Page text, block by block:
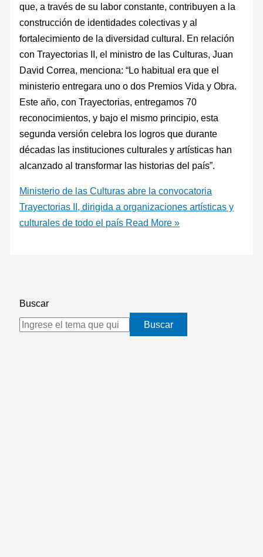
que, a través de su labor constante, contribuyen a la
construcción de identidades colectivas y al
fortalecimiento de la diversidad cultural. En relación
con Trayectorias II, el ministro de las Culturas, Juan
David Correa, menciona: “Lo habitual era que el
ministerio entregara uno o dos Premios Vida y Obra.
Este año, con Trayectorias, entregamos 70
reconocimientos, y bajo el mismo principio, esta
segunda versión celebra los logros que durante
décadas las instituciones culturales y artísticas han
alcanzado al transformar las historias del país”.
Ministerio de las Culturas abre la convocatoria
Trayectorias II, dirigida a organizaciones artísticas y
culturales de todo el país Read More »
Buscar
Buscar